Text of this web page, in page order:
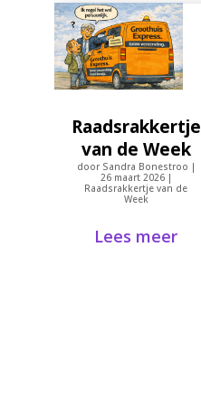
Raadsrakkertje
van de Week
door Sandra Bonestroo |
26 maart 2026|
Raadsrakkertje van de
Week
Lees meer